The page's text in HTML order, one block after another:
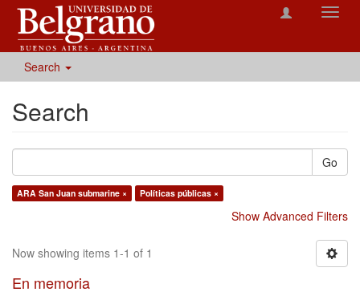
Search
Search
Go
ARA San Juan submarine × Políticas públicas ×
Show Advanced Filters
Now showing items 1-1 of 1
En memoria